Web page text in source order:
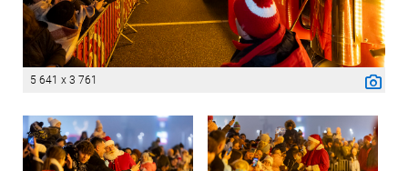
5 641 x 3 761